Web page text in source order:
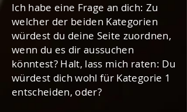
Ich habe eine Frage an dich: Zu
welcher der beiden Kategorien
würdest du deine Seite zuordnen,
wenn du es dir aussuchen
könntest? Halt, lass mich raten: Du
würdest dich wohl für Kategorie 1
entscheiden, oder?